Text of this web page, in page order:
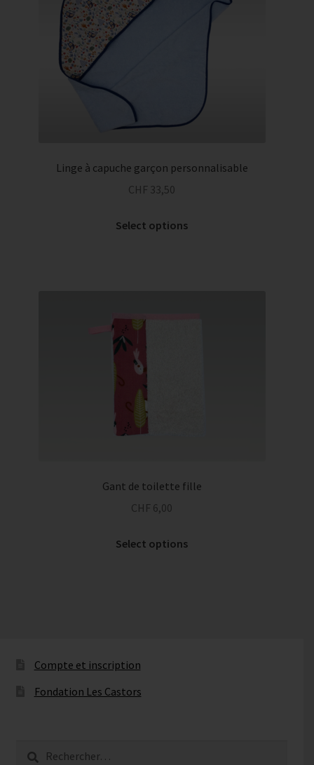
Linge à capuche garçon personnalisable
CHF 33,50
Select options
Gant de toilette fille
CHF 6,00
Select options
Compte et inscription
Fondation Les Castors
Rechercher :